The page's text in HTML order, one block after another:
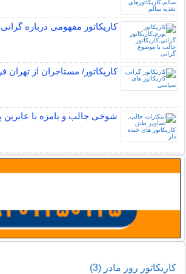
کاریکاتور مفهومی درباره گرانی
کاریکاتور/ مستاجران از تهران
شوخی جالب و بامزه با عابرین
کاریکاتور روز مادر (3)